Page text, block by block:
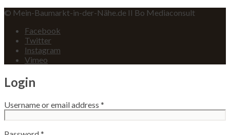
© Mein-Baumarkt-in-der-Nähe.de II Bo Mediaconsult
Facebook
Twitter
Instagram
Vimeo
Login
Username or email address *